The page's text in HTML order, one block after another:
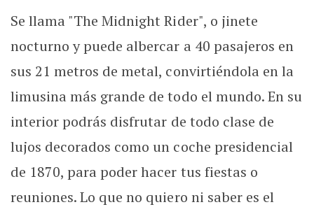
Se llama "The Midnight Rider", o jinete
nocturno y puede albercar a 40 pasajeros en
sus 21 metros de metal, convirtiéndola en la
limusina más grande de todo el mundo. En su
interior podrás disfrutar de todo clase de
lujos decorados como un coche presidencial
de 1870, para poder hacer tus fiestas o
reuniones. Lo que no quiero ni saber es el